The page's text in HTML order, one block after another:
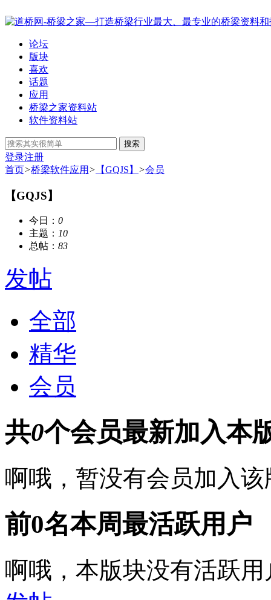
论坛
版块
喜欢
话题
应用
桥梁之家资料站
软件资料站
搜索
登录注册
首页>桥梁软件应用 > 【GQJS】 >会员
【GQJS】
今日： 0
主题： 10
总帖： 83
发帖
全部
精华
会员
共0个会员最新加入本
啊哦，暂没有会员加入
前0名本周最活跃用户
啊哦，本版块没有活跃用